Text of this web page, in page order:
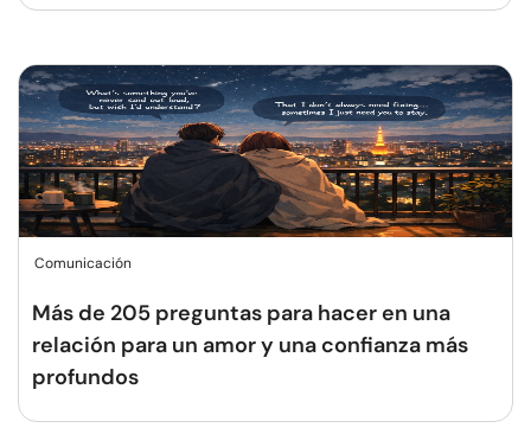
Comunicación
Más de 205 preguntas para hacer en una
relación para un amor y una confianza más
profundos